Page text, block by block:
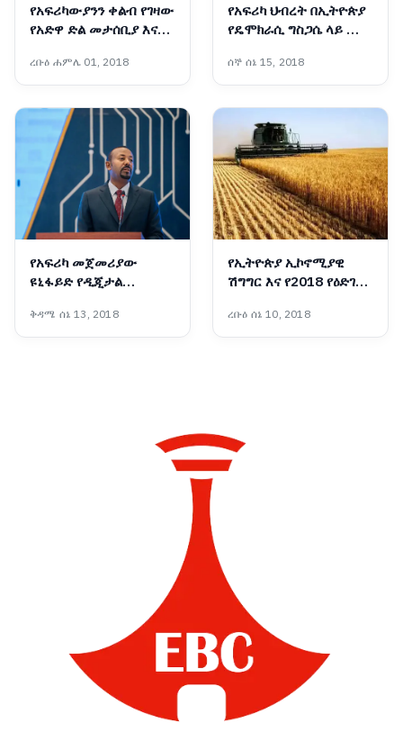
የአፍሪካውያንን ቀልብ የገዛው
የአድዋ ድል መታሰቢያ እና
ሥራዎች
ረቡዕ ሐምሌ 01, 2018
የአፍሪካ ህብረት በኢትዮጵያ
የዴሞክራሲ ግስጋሴ ላይ ሙሉ
ባንኮሌ አዶዬ
ሰኞ ሰኔ 15, 2018
የአፍሪካ መጀመሪያው
ዩኒፋይድ የዲጂታል
‘መሶብ’ ወደ ሞባይል ስልኮች
ተሸጋግሯል፡- ጠቅላይ
ቅዳሜ ሰኔ 13, 2018
የኢትዮጵያ ኢኮኖሚያዊ
ሽግግር እና የ2018 የዕድገት
ረቡዕ ሰኔ 10, 2018